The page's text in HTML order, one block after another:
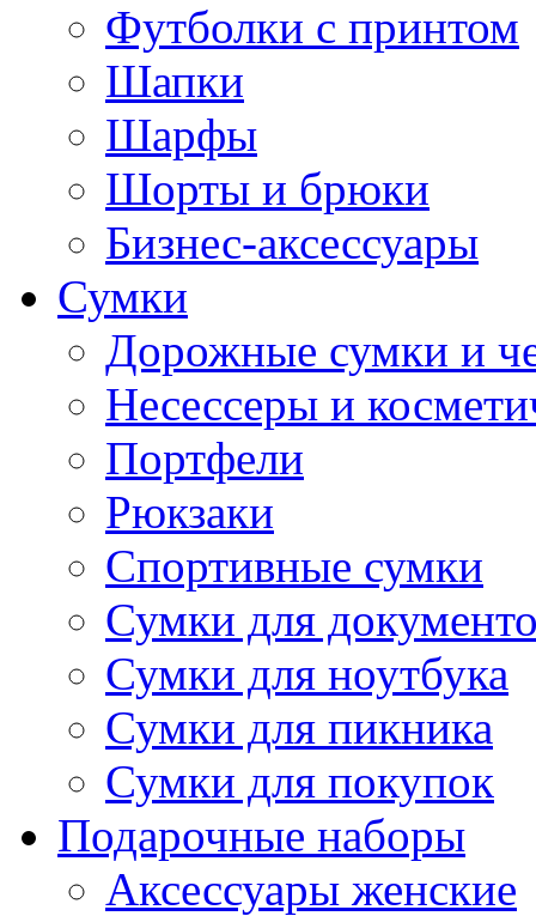
Футболки с принтом
Шапки
Шарфы
Шорты и брюки
Бизнес-аксессуары
Сумки
Дорожные сумки и
Несессеры и
Портфели
Рюкзаки
Спортивные сумки
Сумки для
Сумки для ноутбука
Сумки для пикника
Сумки для покупок
Подарочные наборы
Аксессуары женские